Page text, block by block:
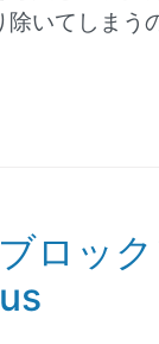
いてしまう
ロッ